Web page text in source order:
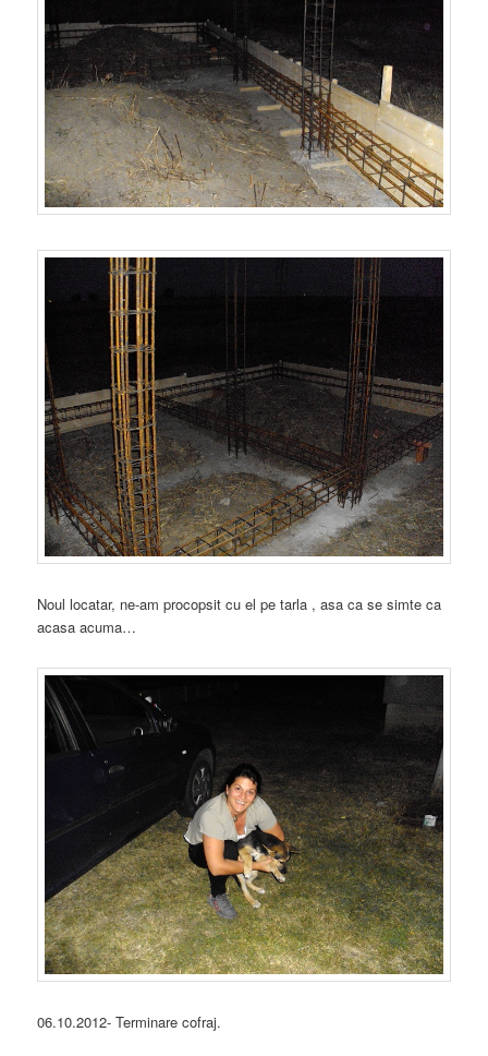
Noul locatar, ne-am procopsit cu el pe tarla , asa ca se simte ca
acasa acuma…
06.10.2012- Terminare cofraj.